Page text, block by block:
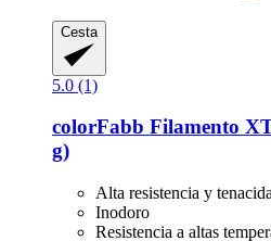
Cesta
5.0 (1)
colorFabb Filamento
g)
Alta resistencia y
Inodoro
Resistencia a altas